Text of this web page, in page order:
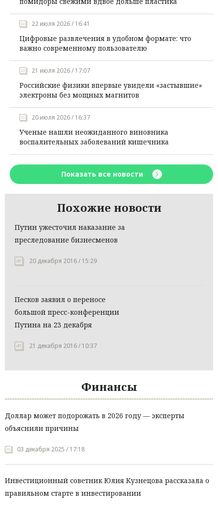
22 июля 2026 / 16:41
Цифровые развлечения в удобном формате: что
важно современному пользователю
21 июля 2026 / 17:07
Российские физики впервые увидели «застывшие»
электроны без мощных магнитов
20 июля 2026 / 16:37
Ученые нашли неожиданного виновника
воспалительных заболеваний кишечника
Показать все новости
Похожие новости
Путин ужесточил наказание за
преследование бизнесменов
20 декабря 2016 / 15:29
Песков заявил о переносе
большой пресс-конференции
Путина на 23 декабря
21 декабря 2016 / 10:37
Финансы
Доллар может подорожать в 2026 году — эксперты
объяснили причины
03 декабря 2025 / 17:18
Инвестиционный советник Юлия Кузнецова рассказала о
правильном старте в инвестировании